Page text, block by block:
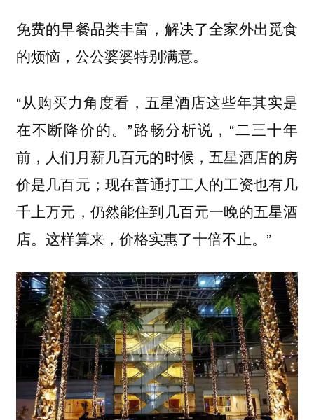
免费的早餐品类丰富，解决了全家外出觅食
的烦恼，公公婆婆特别满意。
“从购买力角度看，五星酒店这些年其实是
在不断降价的。”路畅分析说，“二三十年
前，人们月薪几百元的时候，五星酒店的房
价是几百元；现在普通打工人的工资也有几
千上万元，仍然能住到几百元一晚的五星酒
店。这样算来，价格实惠了十倍不止。”